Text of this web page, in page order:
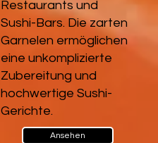
Restaurants und
Sushi-Bars. Die zarten
Garnelen ermöglichen
eine unkomplizierte
Zubereitung und
hochwertige Sushi-
Gerichte.
Ansehen